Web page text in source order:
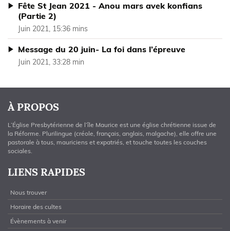
Fête St Jean 2021 - Anou mars avek konfians
(Partie 2)
Juin 2021, 15:36 mins
Message du 20 juin- La foi dans l’épreuve
Juin 2021, 33:28 min
À PROPOS
L’Église Presbytérienne de l’île Maurice est une église chrétienne issue de
la Réforme. Plurilingue (créole, français, anglais, malgache), elle offre une
pastorale à tous, mauriciens et expatriés, et touche toutes les couches
sociales.
LIENS RAPIDES
Nous trouver
Horaire des cultes
Évènements à venir